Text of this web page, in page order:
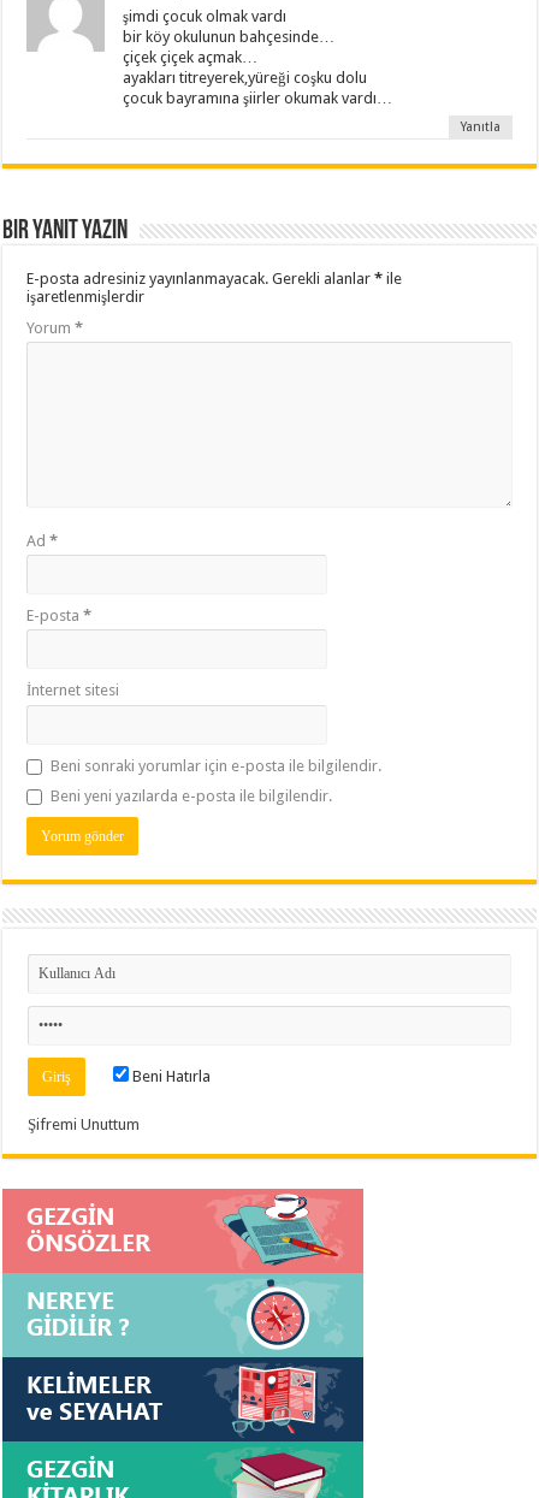
şimdi çocuk olmak vardı
bir köy okulunun bahçesinde…
çiçek çiçek açmak…
ayakları titreyerek,yüreği coşku dolu
çocuk bayramına şiirler okumak vardı…
Yanıtla
Bir yanıt yazın
E-posta adresiniz yayınlanmayacak. Gerekli alanlar* ile
işaretlenmişlerdir
Yorum*
Ad*
E-posta*
İnternet sitesi
Beni sonraki yorumlar için e-posta ile bilgilendir.
Beni yeni yazılarda e-posta ile bilgilendir.
Beni Hatırla
Şifremi Unuttum